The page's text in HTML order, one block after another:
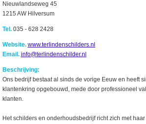
Nieuwlandseweg 45
1215 AW Hilversum
Tel.035 - 628 2428
Website. www.terlindenschilders.nl
Email. info@terlindenschilder.nl
Beschrijving:
Ons bedrijf bestaat al sinds de vorige Eeuw en heeft
klantenkring opgebouwd, mede door professioneel
klanten.
Het schilders en onderhoudsbedrijf richt zich met